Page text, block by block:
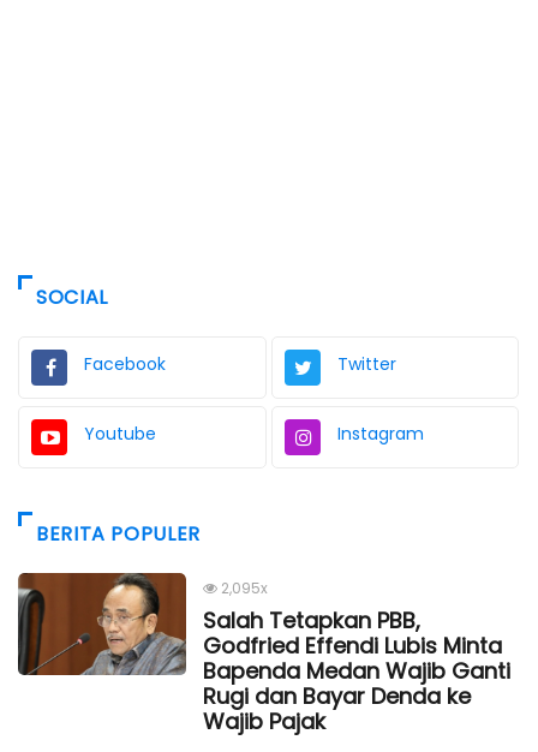
SOCIAL
Facebook Twitter
Youtube Instagram
BERITA POPULER
2,095x
Salah Tetapkan PBB,
Godfried Effendi Lubis Minta
Bapenda Medan Wajib Ganti
Rugi dan Bayar Denda ke
Wajib Pajak